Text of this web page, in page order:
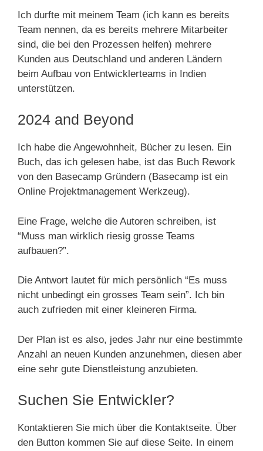
Ich durfte mit meinem Team (ich kann es bereits
Team nennen, da es bereits mehrere Mitarbeiter
sind, die bei den Prozessen helfen) mehrere
Kunden aus Deutschland und anderen Ländern
beim Aufbau von Entwicklerteams in Indien
unterstützen.
2024 and Beyond
Ich habe die Angewohnheit, Bücher zu lesen. Ein
Buch, das ich gelesen habe, ist das Buch Rework
von den Basecamp Gründern (Basecamp ist ein
Online Projektmanagement Werkzeug).
Eine Frage, welche die Autoren schreiben, ist
“Muss man wirklich riesig grosse Teams
aufbauen?”.
Die Antwort lautet für mich persönlich “Es muss
nicht unbedingt ein grosses Team sein”. Ich bin
auch zufrieden mit einer kleineren Firma.
Der Plan ist es also, jedes Jahr nur eine bestimmte
Anzahl an neuen Kunden anzunehmen, diesen aber
eine sehr gute Dienstleistung anzubieten.
Suchen Sie Entwickler?
Kontaktieren Sie mich über die Kontaktseite. Über
den Button kommen Sie auf diese Seite. In einem